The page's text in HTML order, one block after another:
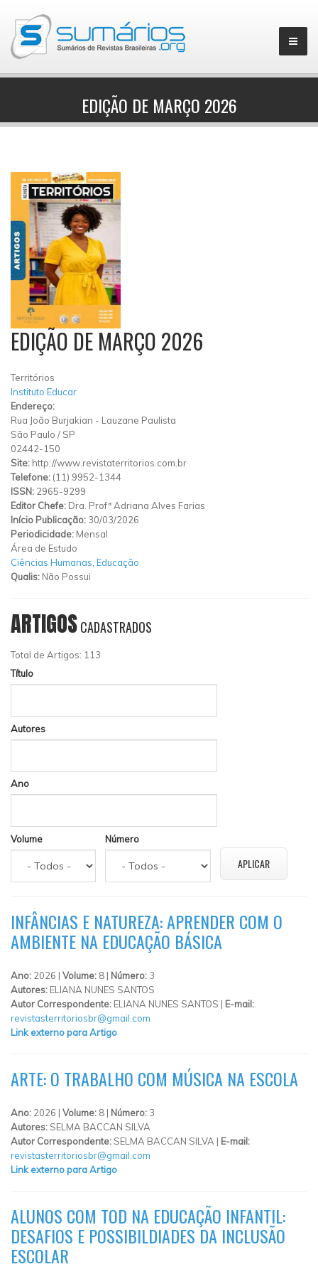
▼
EDIÇÃO DE MARÇO 2026
EDIÇÃO DE MARÇO 2026
Territórios
Instituto Educar
Endereço:
Rua João Burjakian - Lauzane Paulista
São Paulo / SP
02442-150
Site: http://www.revistaterritorios.com.br
Telefone: (11) 9952-1344
ISSN: 2965-9299
Editor Chefe: Dra. Profª Adriana Alves Farias
Início Publicação: 30/03/2026
Periodicidade: Mensal
Área de Estudo
Ciências Humanas Educação
Qualis: Não Possui
ARTIGOSCADASTRADOS
Total de Artigos: 113
Título
Autores
Ano
Volume Número
INFÂNCIAS E NATUREZA: APRENDER COM O
AMBIENTE NA EDUCAÇÃO BÁSICA
Ano: 2026 | Volume: 8 | Número: 3
Autores: ELIANA NUNES SANTOS
Autor Correspondente: ELIANA NUNES SANTOS | E-mail:
revistasterritoriosbr@gmail.com
Link externo para Artigo
ARTE: O TRABALHO COM MÚSICA NA ESCOLA
Ano: 2026 | Volume: 8 | Número: 3
Autores: SELMA BACCAN SILVA
Autor Correspondente: SELMA BACCAN SILVA | E-mail:
revistasterritoriosbr@gmail.com
Link externo para Artigo
ALUNOS COM TOD NA EDUCAÇÃO INFANTIL:
DESAFIOS E POSSIBILDIADES DA INCLUSÃO
ESCOLAR